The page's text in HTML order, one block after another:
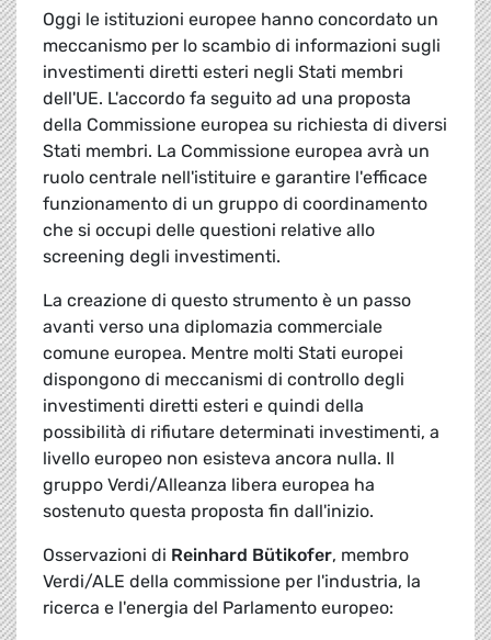
Oggi le istituzioni europee hanno concordato un
meccanismo per lo scambio di informazioni sugli
investimenti diretti esteri negli Stati membri
dell'UE. L'accordo fa seguito ad una proposta
della Commissione europea su richiesta di diversi
Stati membri. La Commissione europea avrà un
ruolo centrale nell'istituire e garantire l'efficace
funzionamento di un gruppo di coordinamento
che si occupi delle questioni relative allo
screening degli investimenti.
La creazione di questo strumento è un passo
avanti verso una diplomazia commerciale
comune europea. Mentre molti Stati europei
dispongono di meccanismi di controllo degli
investimenti diretti esteri e quindi della
possibilità di rifiutare determinati investimenti, a
livello europeo non esisteva ancora nulla. Il
gruppo Verdi/Alleanza libera europea ha
sostenuto questa proposta fin dall'inizio.
Osservazioni di Reinhard Bütikofer, membro
Verdi/ALE della commissione per l'industria, la
ricerca e l'energia del Parlamento europeo: